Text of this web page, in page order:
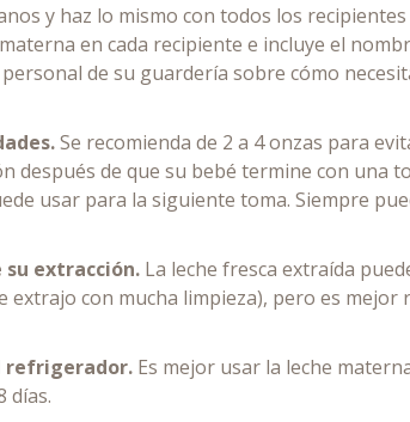
y haz lo mismo con todos los
en cada recipiente e incluye el
de su guardería sobre cómo
Se recomienda de 2 a 4 onzas para
después de que su bebé termine con una
usar para la siguiente toma. Siempre
extracción. La leche fresca extraída
extrajo con mucha limpieza), pero es
refrigerador. Es mejor usar la leche
días.